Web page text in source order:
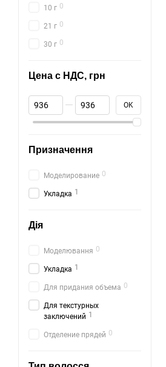
10 г 0
21 г 0
30 г 0
Цена с НДС, грн
От Цена с НДС, грн
До Цена с НДС, грн OK
Призначення
Моделирование 0
Укладка 1
Дія
Моделювання 0
Укладка 1
Для придания объема 0
Для текстурных
заключений 1
Отделение прядей 0